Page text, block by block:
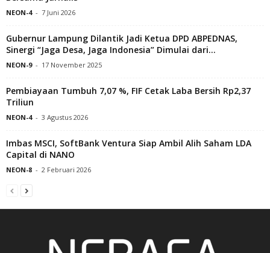
NEON-4 - 7 Juni 2026
Gubernur Lampung Dilantik Jadi Ketua DPD ABPEDNAS,
Sinergi “Jaga Desa, Jaga Indonesia” Dimulai dari...
NEON-9 - 17 November 2025
Pembiayaan Tumbuh 7,07 %, FIF Cetak Laba Bersih Rp2,37
Triliun
NEON-4 - 3 Agustus 2026
Imbas MSCI, SoftBank Ventura Siap Ambil Alih Saham LDA
Capital di NANO
NEON-8 - 2 Februari 2026